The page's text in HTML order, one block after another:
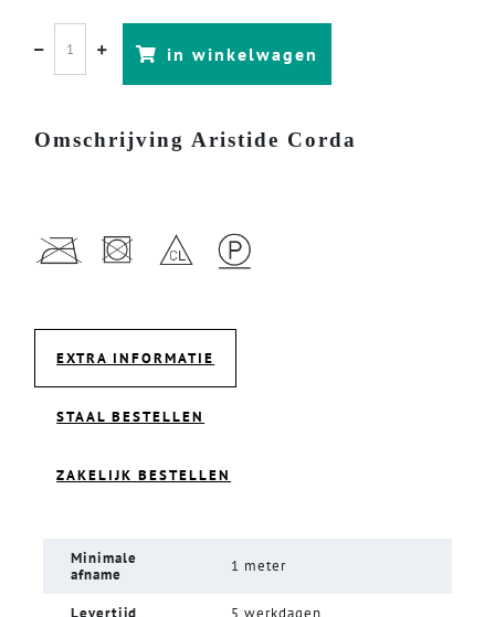
in winkelwagen
Omschrijving Aristide Corda
EXTRA INFORMATIE
STAAL BESTELLEN
ZAKELIJK BESTELLEN
Minimale
afname
1 meter
Levertijd 5 werkdagen